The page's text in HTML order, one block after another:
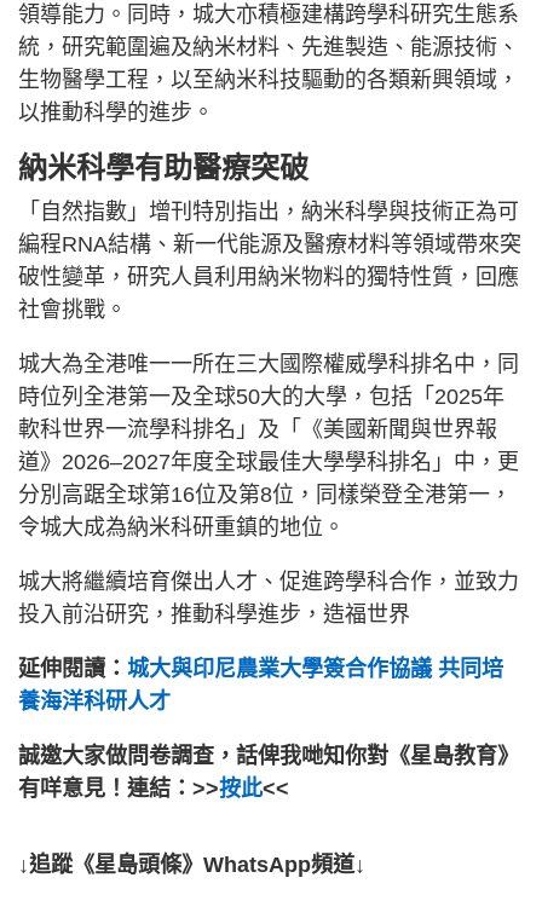
領導能力。同時，城大亦積極建構跨學科研究生態系
統，研究範圍遍及納米材料、先進製造、能源技術、
生物醫學工程，以至納米科技驅動的各類新興領域，
以推動科學的進步。
納米科學有助醫療突破
「自然指數」增刊特別指出，納米科學與技術正為可
編程RNA結構、新一代能源及醫療材料等領域帶來突
破性變革，研究人員利用納米物料的獨特性質，回應
社會挑戰。
城大為全港唯一一所在三大國際權威學科排名中，同
時位列全港第一及全球50大的大學，包括「2025年
軟科世界一流學科排名」及「《美國新聞與世界報
道》2026–2027年度全球最佳大學學科排名」中，更
分別高踞全球第16位及第8位，同樣榮登全港第一，
令城大成為納米科研重鎮的地位。
城大將繼續培育傑出人才、促進跨學科合作，並致力
投入前沿研究，推動科學進步，造福世界
延伸閱讀： 城大與印尼農業大學簽合作協議 共同培
養海洋科研人才
誠邀大家做問卷調查，話俾我哋知你對《星島教育》
有咩意見！連結：>>按此<<
↓追蹤《星島頭條》WhatsApp頻道↓